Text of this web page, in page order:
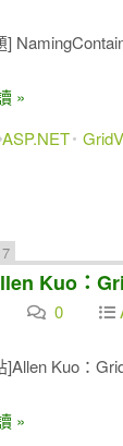
]
»
ASP.NET
Kuo：
0
]Allen Kuo：
»